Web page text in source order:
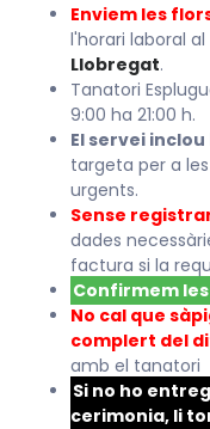
Enviem les
l'horari laboral al
Llobregat.
Tanatori
9:00 ha 21:00 h.
El servei inclou
targeta per a
urgents.
Sense
dades
factura si la
Confirmem
No cal que
complert del
amb el tanatori
Si no ho
cerimonia, li